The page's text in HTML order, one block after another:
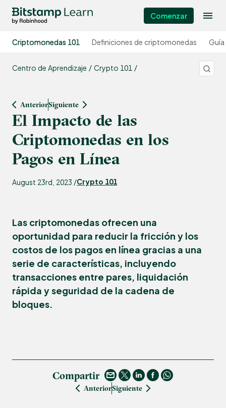
Comenzar
Criptomonedas 101 Definiciones de criptomonedas
Centro de Aprendizaje Crypto 101
AnteriorSiguiente
El Impacto de las
Criptomonedas en los
Pagos en Línea
August 23rd, 2023 /Crypto 101
Las criptomonedas ofrecen una
oportunidad para reducir la fricción y los
costos de los pagos en línea gracias a una
serie de características, incluyendo
transacciones entre pares, liquidación
rápida y seguridad de la cadena de
bloques.
Compartir
AnteriorSiguiente